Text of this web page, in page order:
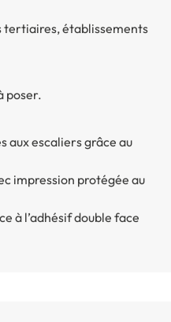
tertiaires, établissements
poser.
aux escaliers grâce au
impression protégée au
à l’adhésif double face